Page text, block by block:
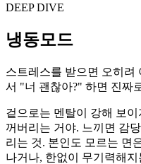
DEEP DIVE
냉동모드
스트레스를 받으면 오히려
서 "너 괜찮아?" 하면 진짜
겉으로는 멘탈이 강해 보
꺼버리는 거야. 느끼면 감
리는 것. 본인도 모르는 면
나거나, 한없이 무기력해